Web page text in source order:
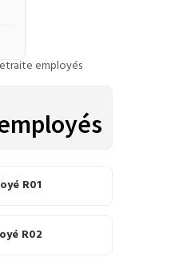
employés
R01
R02